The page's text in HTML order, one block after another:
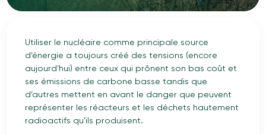
Utiliser le nucléaire comme principale source
d’énergie a toujours créé des tensions (encore
aujourd’hui) entre ceux qui prônent son bas coût et
ses émissions de carbone basse tandis que
d’autres mettent en avant le danger que peuvent
représenter les réacteurs et les déchets hautement
radioactifs qu’ils produisent.